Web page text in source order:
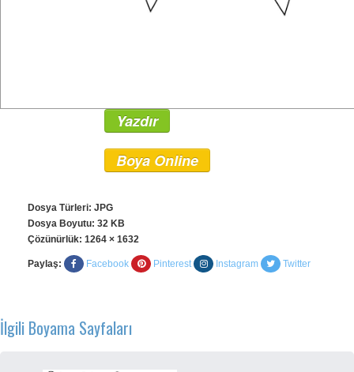
Yazdır
Boya Online
Dosya Türleri: JPG
Dosya Boyutu: 32 KB
Çözünürlük: 1264 × 1632
Paylaş: Facebook Pinterest Instagram Twitter
İlgili Boyama Sayfaları